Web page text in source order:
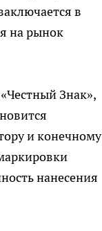
в
на рынок
Знак»,
и конечному
нанесения